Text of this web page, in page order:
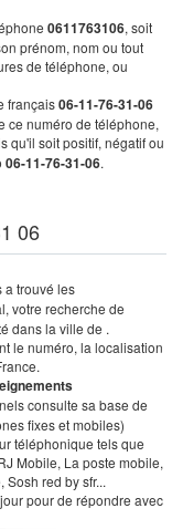
0611763106, soit
prénom, nom ou tout
de téléphone, ou
français06-11-76-31-06
ce numéro de téléphone,
qu'il soit positif, négatif ou
06-11-76-31-06.
06
a trouvé les
votre recherche de
dans la ville de .
le numéro, la localisation
consulte sa base de
fixes et mobiles)
téléphonique tels que
Mobile, La poste mobile,
red by sfr...
pour de répondre avec